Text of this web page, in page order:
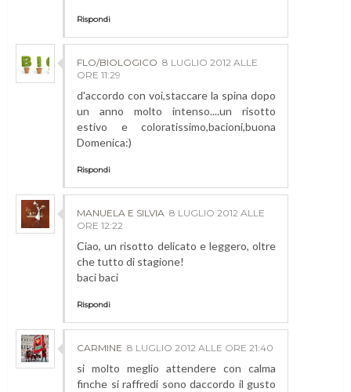
Rispondi
FLO/BIOLOGICO 8 LUGLIO 2012 ALLE
ORE 11:29
d'accordo con voi,staccare la spina dopo
un anno molto intenso....un risotto
estivo e coloratissimo,bacioni,buona
Domenica:)
Rispondi
MANUELA E SILVIA 8 LUGLIO 2012 ALLE
ORE 12:22
Ciao, un risotto delicato e leggero, oltre
che tutto di stagione!
baci baci
Rispondi
CARMINE 8 LUGLIO 2012 ALLE ORE 21:40
si molto meglio attendere con calma
finche si raffredi sono daccordo il gusto